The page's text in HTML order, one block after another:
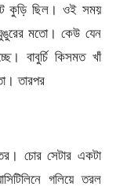
কুড়ি ছিল। ওই সময়
মতো। কেউ যেন
বাবুর্চি কিসমত খাঁ
তারপর
চোর সেটার একটা
গলিয়ে তরল